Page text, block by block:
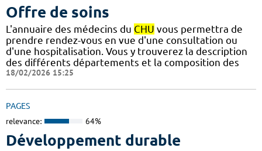
Offre de soins
L'annuaire des médecins du CHU vous permettra de
prendre rendez-vous en vue d'une consultation ou
d'une hospitalisation. Vous y trouverez la description
des différents départements et la composition des
18/02/2026 15:25
PAGES
relevance: 64%
Développement durable